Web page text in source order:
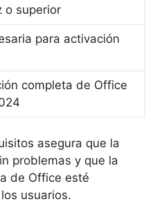
o superior
para activación
completa de Office
asegura que la
problemas y que la
de Office esté
usuarios.